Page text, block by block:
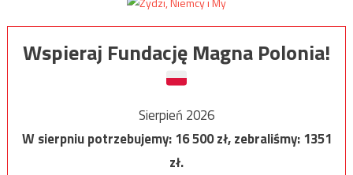
Wspieraj Fundację Magna Polonia!
Sierpień 2026
W sierpniu potrzebujemy:16 500zł, zebraliśmy:1351
zł.